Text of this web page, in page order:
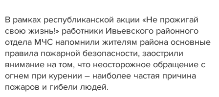
В рамках республиканской акции «Не прожигай
свою жизнь!» работники Ивьевского районного
отдела МЧС напомнили жителям района основные
правила пожарной безопасности, заострили
внимание на том, что неосторожное обращение с
огнем при курении – наиболее частая причина
пожаров и гибели людей.